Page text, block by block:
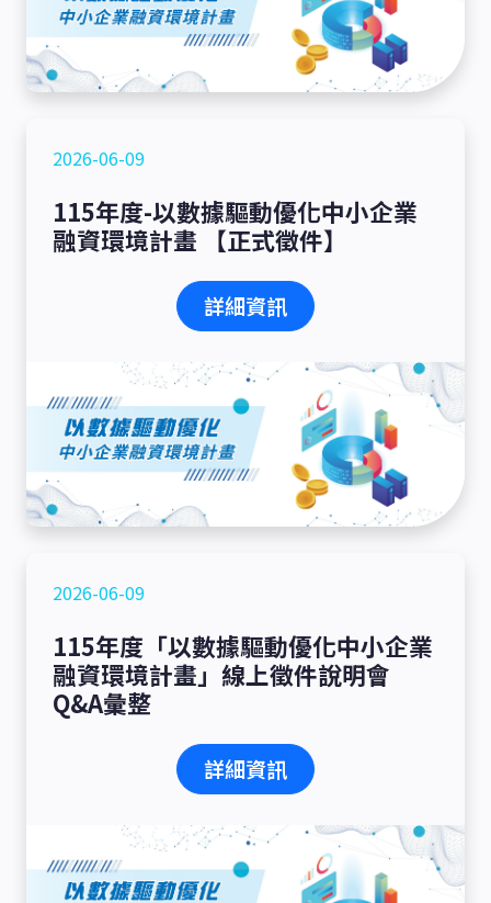
2026-06-09
115年度-以數據驅動優化中小企業
融資環境計畫 【正式徵件】
詳細資訊
2026-06-09
115年度「以數據驅動優化中小企業
融資環境計畫」線上徵件說明會
Q&A彙整
詳細資訊